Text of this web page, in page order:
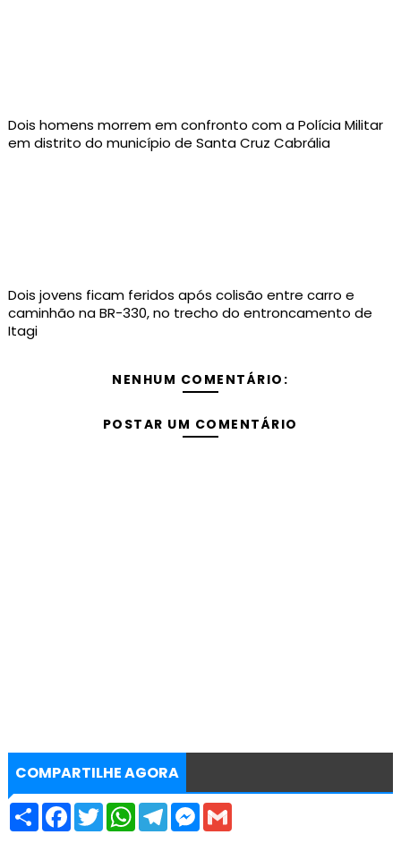
Dois homens morrem em confronto com a Polícia Militar
em distrito do município de Santa Cruz Cabrália
Dois jovens ficam feridos após colisão entre carro e
caminhão na BR-330, no trecho do entroncamento de
Itagi
NENHUM COMENTÁRIO:
POSTAR UM COMENTÁRIO
COMPARTILHE AGORA
S
F
T
w
W
T
M
G